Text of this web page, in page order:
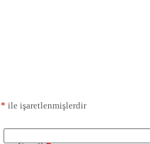
* ile işaretlenmişlerdir